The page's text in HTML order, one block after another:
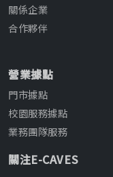
關係企業
合作夥伴
營業據點
門市據點
校園服務據點
業務團隊服務
關注E-CAVES